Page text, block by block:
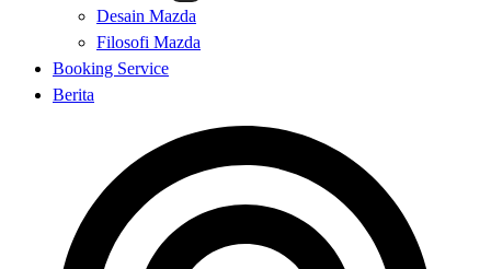
Desain Mazda
Filosofi Mazda
Booking Service
Berita